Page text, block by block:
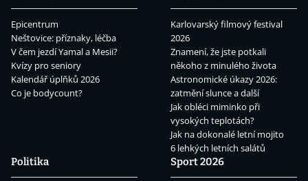
Epicentrum
Neštovice: příznaky, léčba
V čem jezdí Yamal a Mesii?
Kvízy pro seniory
Kalendář úplňků 2026
Co je bodycount?
Karlovarský filmový festival
2026
Znamení, že jste potkali
někoho z minulého života
Astronomické úkazy 2026:
zatmění slunce a další
Jak obléci miminko při
vysokých teplotách?
Jak na dokonalé letní mojito
6 lehkých letních salátů
Politika
Sport 2026